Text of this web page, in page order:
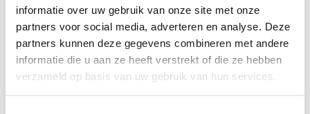
informatie over uw gebruik van onze site met onze
partners voor social media, adverteren en analyse. Deze
partners kunnen deze gegevens combineren met andere
informatie die u aan ze heeft verstrekt of die ze hebben
verzameld op basis van uw gebruik van hun services.
Send mail
This product is available in the following variants:
Gerelateerde producten